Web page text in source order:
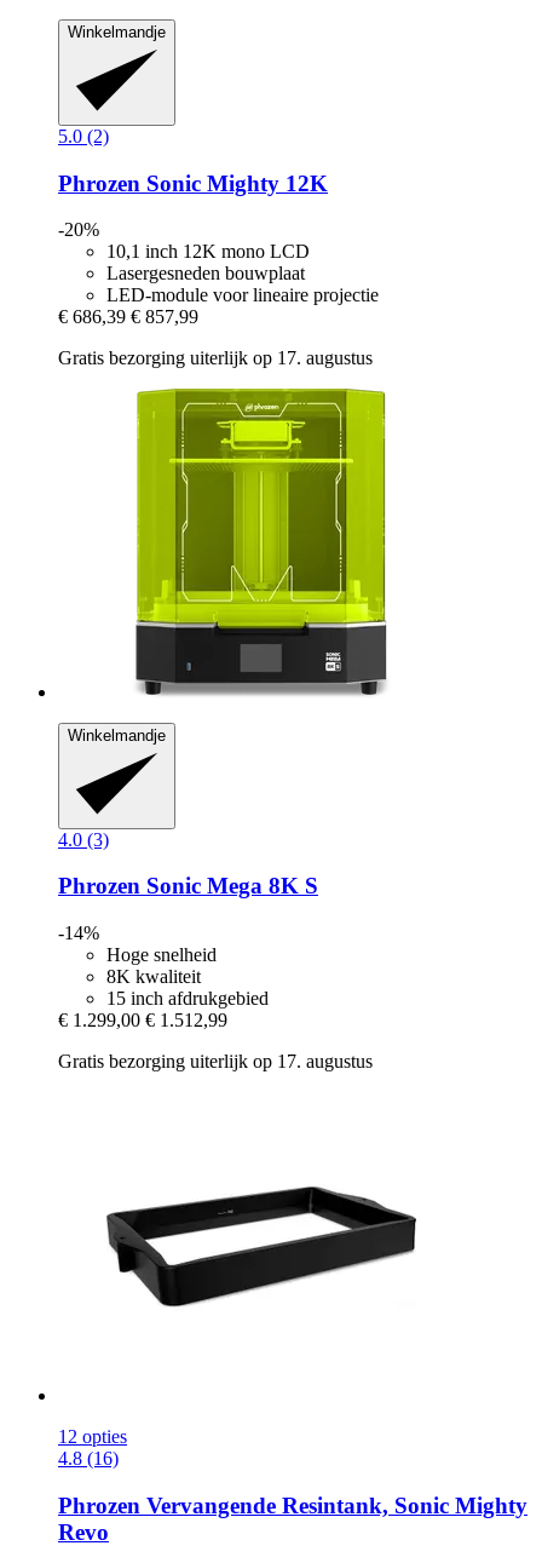
Winkelmandje
5.0 (2)
Phrozen Sonic Mighty 12K
-20%
10,1 inch 12K mono LCD
Lasergesneden bouwplaat
LED-module voor lineaire projectie
€ 686,39 € 857,99
Gratis bezorging uiterlijk op 17. augustus
Winkelmandje
4.0 (3)
Phrozen Sonic Mega 8K S
-14%
Hoge snelheid
8K kwaliteit
15 inch afdrukgebied
€ 1.299,00 € 1.512,99
Gratis bezorging uiterlijk op 17. augustus
12 opties
4.8 (16)
Phrozen Vervangende Resintank, Sonic Mighty
Revo